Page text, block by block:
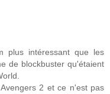
plus intéressant que les
de blockbuster qu'étaient
2 et ce n'est pas